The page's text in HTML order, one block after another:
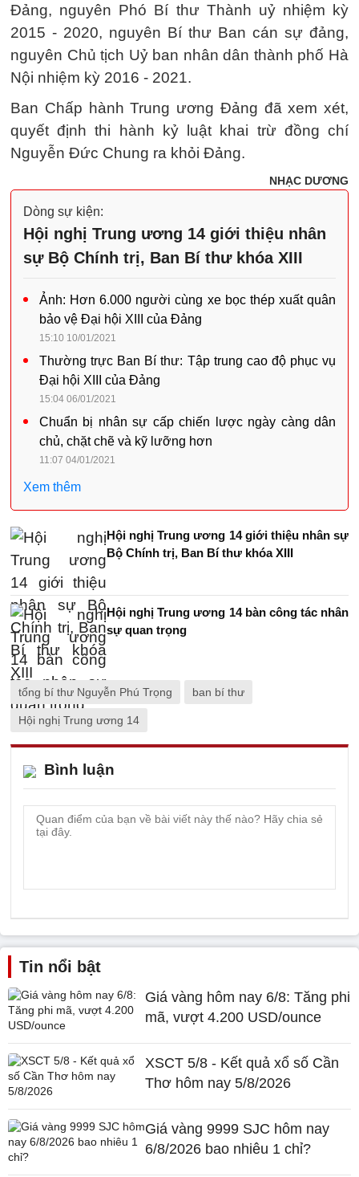
Đảng, nguyên Phó Bí thư Thành uỷ nhiệm kỳ
2015 - 2020, nguyên Bí thư Ban cán sự đảng,
nguyên Chủ tịch Uỷ ban nhân dân thành phố Hà
Nội nhiệm kỳ 2016 - 2021.
Ban Chấp hành Trung ương Đảng đã xem xét,
quyết định thi hành kỷ luật khai trừ đồng chí
Nguyễn Đức Chung ra khỏi Đảng.
NHẠC DƯƠNG
Dòng sự kiện:
Hội nghị Trung ương 14 giới thiệu nhân
sự Bộ Chính trị, Ban Bí thư khóa XIII
Ảnh: Hơn 6.000 người cùng xe bọc thép xuất quân
bảo vệ Đại hội XIII của Đảng
15:10 10/01/2021
Thường trực Ban Bí thư: Tập trung cao độ phục vụ
Đại hội XIII của Đảng
15:04 06/01/2021
Chuẩn bị nhân sự cấp chiến lược ngày càng dân
chủ, chặt chẽ và kỹ lưỡng hơn
11:07 04/01/2021
Xem thêm
Hội nghị Trung ương 14 giới thiệu nhân sự
Bộ Chính trị, Ban Bí thư khóa XIII
Hội nghị Trung ương 14 bàn công tác nhân
sự quan trọng
tổng bí thư Nguyễn Phú Trọng ban bí thư
Hội nghị Trung ương 14
Bình luận
Tin nổi bật
Giá vàng hôm nay 6/8: Tăng phi
mã, vượt 4.200 USD/ounce
XSCT 5/8 - Kết quả xổ số Cần
Thơ hôm nay 5/8/2026
Giá vàng 9999 SJC hôm nay
6/8/2026 bao nhiêu 1 chỉ?